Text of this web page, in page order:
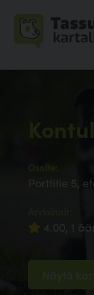
Osoite:
Porttitie 5,
4.00, 1
Näytä